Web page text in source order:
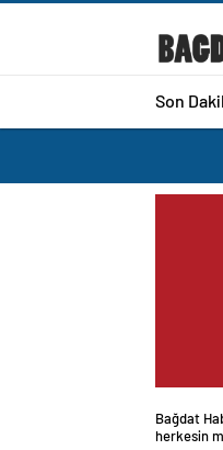
Son
Bağdat
herkesin